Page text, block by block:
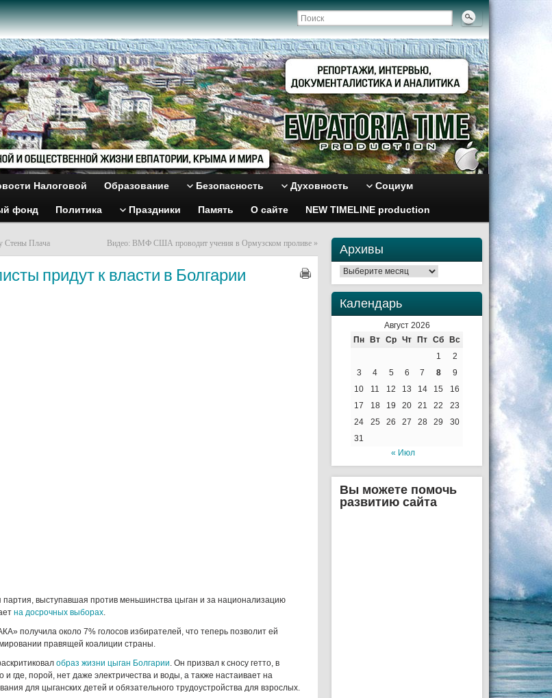
Налоговой Образование Безопасность Духовность Социум
фонд Политика Праздники Память О сайте NEW TIMELINE production
Стены Плача Видео: ВМФ США проводит учения в Ормузском проливе »
придут к власти в Болгарии
партия, выступавшая против меньшинства цыган и за национализацию
на досрочных выборах.
получила около 7% голосов избирателей, что теперь позволит ей
правящей коалиции страны.
образ жизни цыган Болгарии. Он призвал к сносу гетто, в
где, порой, нет даже электричества и воды, а также настаивает на
для цыганских детей и обязательного трудоустройства для взрослых.
Архивы
Архивы
Календарь
Август 2026
Пн
Вт Ср Чт Пт Сб
Вс
1
2
3
4 5 6 7 8
9
10
11 12 13 14 15
16
17
18 19 20 21 22
23
24
25 26 27 28 29
30
31
« Июл
Вы можете помочь
развитию сайта